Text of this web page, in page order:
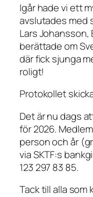
Igår hade vi ett
avslutades med
Lars
berättade om
där fick sjunga
roligt!
Protokollet
Det är nu dags
för 2026.
person och år
via SKTF:s
123 297 83 85.
Tack till alla som